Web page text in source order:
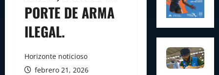
PORTE DE ARMA
ILEGAL.
Horizonte noticioso
febrero 21, 2026